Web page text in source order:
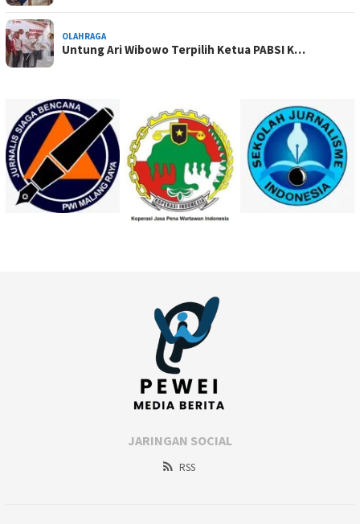
OLAHRAGA
Untung Ari Wibowo Terpilih Ketua PABSI K…
JARINGAN SOCIAL
RSS